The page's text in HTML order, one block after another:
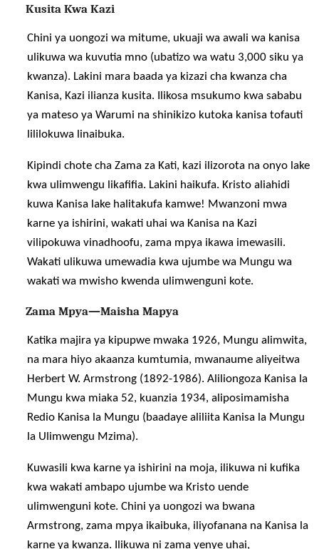
Kusita Kwa Kazi
Chini ya uongozi wa mitume, ukuaji wa awali wa kanisa
ulikuwa wa kuvutia mno (ubatizo wa watu 3,000 siku ya
kwanza). Lakini mara baada ya kizazi cha kwanza cha
Kanisa, Kazi ilianza kusita. Ilikosa msukumo kwa sababu
ya mateso ya Warumi na shinikizo kutoka kanisa tofauti
lililokuwa linaibuka.
Kipindi chote cha Zama za Kati, kazi ilizorota na onyo lake
kwa ulimwengu likafifia. Lakini haikufa. Kristo aliahidi
kuwa Kanisa lake halitakufa kamwe! Mwanzoni mwa
karne ya ishirini, wakati uhai wa Kanisa na Kazi
vilipokuwa vinadhoofu, zama mpya ikawa imewasili.
Wakati ulikuwa umewadia kwa ujumbe wa Mungu wa
wakati wa mwisho kwenda ulimwenguni kote.
Zama Mpya—Maisha Mapya
Katika majira ya kipupwe mwaka 1926, Mungu alimwita,
na mara hiyo akaanza kumtumia, mwanaume aliyeitwa
Herbert W. Armstrong (1892-1986). Aliliongoza Kanisa la
Mungu kwa miaka 52, kuanzia 1934, aliposimamisha
Redio Kanisa la Mungu (baadaye aliliita Kanisa la Mungu
la Ulimwengu Mzima).
Kuwasili kwa karne ya ishirini na moja, ilikuwa ni kufika
kwa wakati ambapo ujumbe wa Kristo uende
ulimwenguni kote. Chini ya uongozi wa bwana
Armstrong, zama mpya ikaibuka, iliyofanana na Kanisa la
karne ya kwanza. Ilikuwa ni zama yenye uhai,